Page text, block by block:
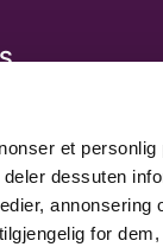
et
dessuten
annonsering
for
Klostergata 33,